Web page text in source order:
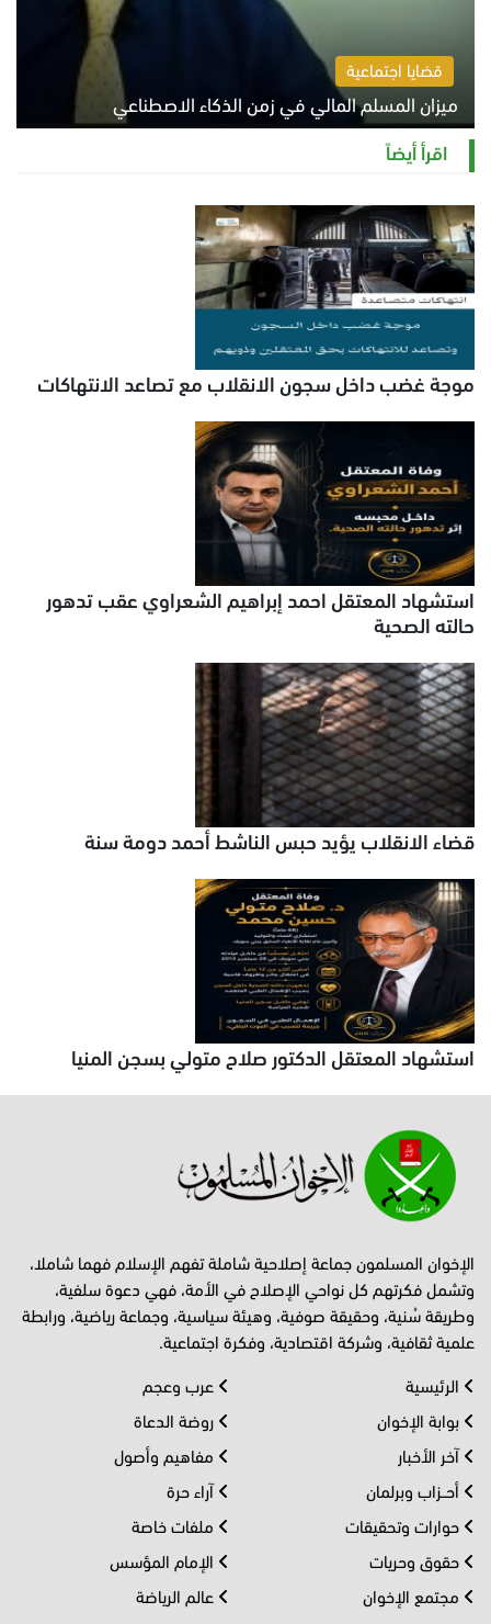
قضايا اجتماعية
ميزان المسلم المالي في زمن الذكاء الاصطناعي
السبت 8 أغسطس 2026 11:21 ص
اقرأ أيضاً
موجة غضب داخل سجون الانقلاب مع تصاعد الانتهاكات
استشهاد المعتقل احمد إبراهيم الشعراوي عقب تدهور
حالته الصحية
قضاء الانقلاب يؤيد حبس الناشط أحمد دومة سنة
استشهاد المعتقل الدكتور صلاح متولي بسجن المنيا
الإخوان المسلمون جماعة إصلاحية شاملة تفهم الإسلام فهما شاملا،
وتشمل فكرتهم كل نواحي الإصلاح في الأمة، فهي دعوة سلفية،
وطريقة سُنية، وحقيقة صوفية، وهيئة سياسية، وجماعة رياضية، ورابطة
علمية ثقافية، وشركة اقتصادية، وفكرة اجتماعية.
الرئيسية
بوابة الإخوان
آخر الأخبار
أحــزاب وبرلمان
حوارات وتحقيقات
حقوق وحريات
مجتمع الإخوان
عرب وعجم
روضة الدعاة
مفاهيم وأصول
آراء حرة
ملفات خاصة
الإمام المؤسس
عالم الرياضة